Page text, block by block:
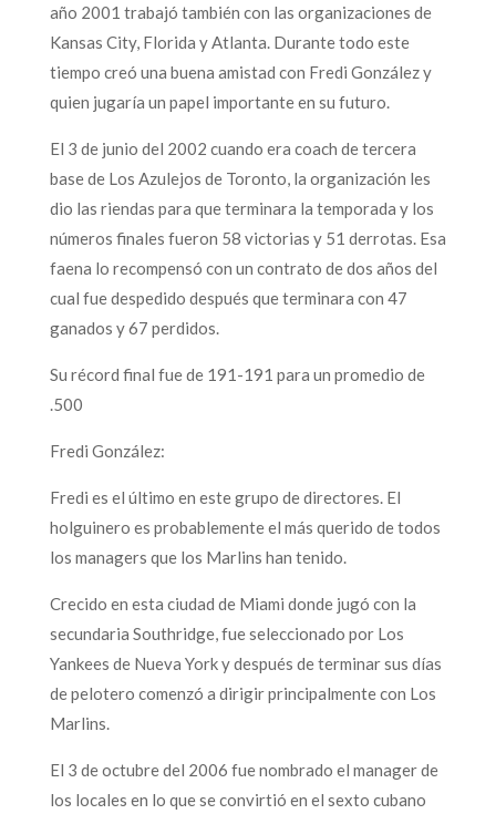
año 2001 trabajó también con las organizaciones de
Kansas City, Florida y Atlanta. Durante todo este
tiempo creó una buena amistad con Fredi González y
quien jugaría un papel importante en su futuro.
El 3 de junio del 2002 cuando era coach de tercera
base de Los Azulejos de Toronto, la organización les
dio las riendas para que terminara la temporada y los
números finales fueron 58 victorias y 51 derrotas. Esa
faena lo recompensó con un contrato de dos años del
cual fue despedido después que terminara con 47
ganados y 67 perdidos.
Su récord final fue de 191-191 para un promedio de
.500
Fredi González:
Fredi es el último en este grupo de directores. El
holguinero es probablemente el más querido de todos
los managers que los Marlins han tenido.
Crecido en esta ciudad de Miami donde jugó con la
secundaria Southridge, fue seleccionado por Los
Yankees de Nueva York y después de terminar sus días
de pelotero comenzó a dirigir principalmente con Los
Marlins.
El 3 de octubre del 2006 fue nombrado el manager de
los locales en lo que se convirtió en el sexto cubano